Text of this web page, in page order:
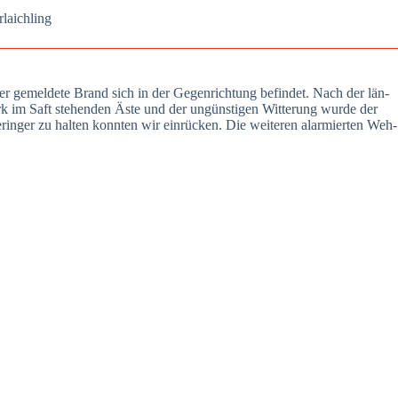
gemel­de­te Brand sich in der Gegen­rich­tung befin­det. Nach der län­
im Saft ste­hen­den Äste und der ungüns­ti­gen Wit­te­rung wur­de der
zu hal­ten konn­ten wir ein­rü­cken. Die wei­te­ren alar­mier­ten Weh­